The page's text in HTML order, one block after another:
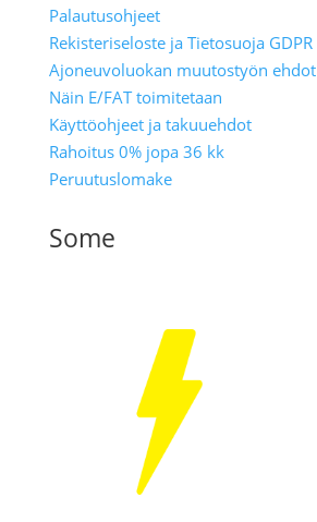
Palautusohjeet
Rekisteriseloste ja Tietosuoja GDPR
Ajoneuvoluokan muutostyön ehdot
Näin E/FAT toimitetaan
Käyttöohjeet ja takuuehdot
Rahoitus 0% jopa 36 kk
Peruutuslomake
Some